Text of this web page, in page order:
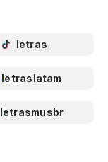
letras
letraslatam
letrasmusbr